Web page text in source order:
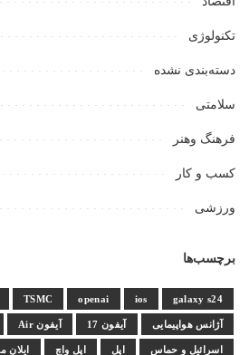
تکنولوژی
دسته‌بندی نشده
سلامتی
فرهنگ وهنر
کسب و کار
ورزشی
برچسب‌ها
galaxy s24
ios
openai
TSMC
آژانس هواپیمایی آیفون 17 آیفون Air
اسرائیل و حماس اپل اپل واچ ایلان